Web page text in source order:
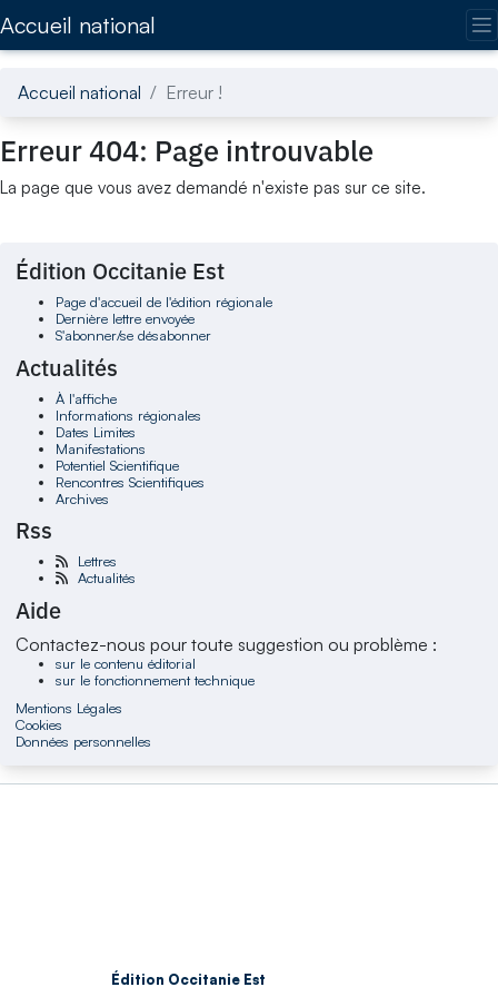
Accueil national
Accueil national Erreur !
Erreur 404: Page introuvable
La page que vous avez demandé n'existe pas sur ce site.
Édition Occitanie Est
Page d'accueil de l'édition régionale
Dernière lettre envoyée
S'abonner/se désabonner
Actualités
À l'affiche
Informations régionales
Dates Limites
Manifestations
Potentiel Scientifique
Rencontres Scientifiques
Archives
Rss
Lettres
Actualités
Aide
Contactez-nous pour toute suggestion ou problème :
sur le contenu éditorial
sur le fonctionnement technique
Mentions Légales
Cookies
Données personnelles
Édition Occitanie Est